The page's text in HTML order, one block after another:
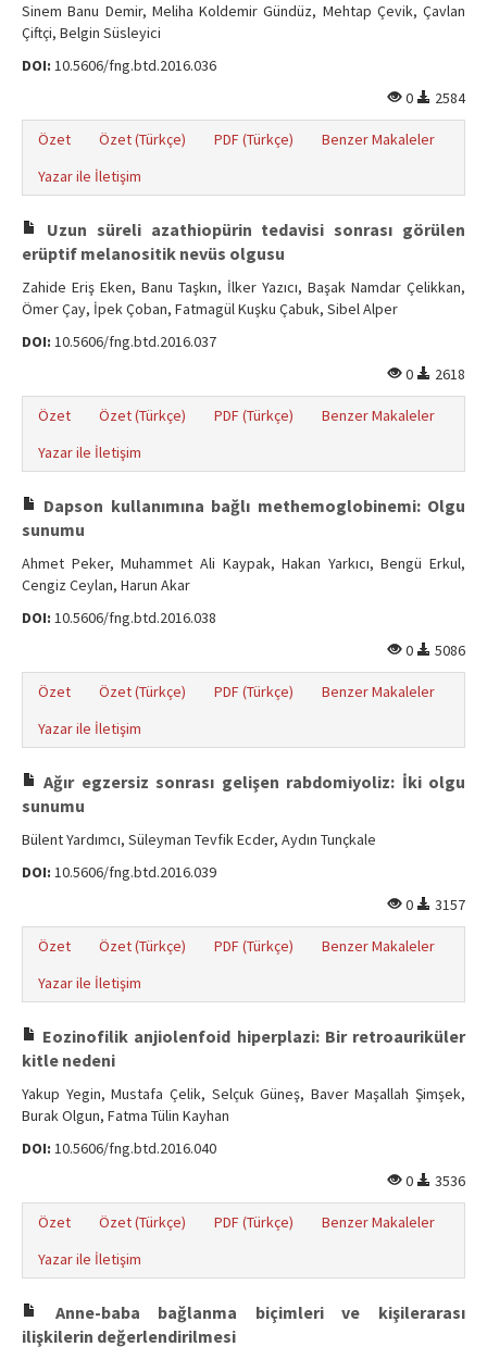
Sinem Banu Demir, Meliha Koldemir Gündüz, Mehtap Çevik, Çavlan
Çiftçi, Belgin Süsleyici
DOI: 10.5606/fng.btd.2016.036
0
2584
Özet Özet (Türkçe) PDF (Türkçe)
Benzer Makaleler
Yazar ile İletişim
Uzun süreli azathiopürin tedavisi sonrası görülen
erüptif melanositik nevüs olgusu
Zahide Eriş Eken, Banu Taşkın, İlker Yazıcı, Başak Namdar Çelikkan,
Ömer Çay, İpek Çoban, Fatmagül Kuşku Çabuk, Sibel Alper
DOI: 10.5606/fng.btd.2016.037
0
2618
Özet Özet (Türkçe) PDF (Türkçe)
Benzer Makaleler
Yazar ile İletişim
Dapson kullanımına bağlı methemoglobinemi: Olgu
sunumu
Ahmet Peker, Muhammet Ali Kaypak, Hakan Yarkıcı, Bengü Erkul,
Cengiz Ceylan, Harun Akar
DOI: 10.5606/fng.btd.2016.038
0
5086
Özet Özet (Türkçe) PDF (Türkçe)
Benzer Makaleler
Yazar ile İletişim
Ağır egzersiz sonrası gelişen rabdomiyoliz: İki olgu
sunumu
Bülent Yardımcı, Süleyman Tevfik Ecder, Aydın Tunçkale
DOI: 10.5606/fng.btd.2016.039
0
3157
Özet Özet (Türkçe) PDF (Türkçe)
Benzer Makaleler
Yazar ile İletişim
Eozinofilik anjiolenfoid hiperplazi: Bir retroauriküler
kitle nedeni
Yakup Yegin, Mustafa Çelik, Selçuk Güneş, Baver Maşallah Şimşek,
Burak Olgun, Fatma Tülin Kayhan
DOI: 10.5606/fng.btd.2016.040
0
3536
Özet Özet (Türkçe) PDF (Türkçe)
Benzer Makaleler
Yazar ile İletişim
Anne-baba bağlanma biçimleri ve kişilerarası
ilişkilerin değerlendirilmesi